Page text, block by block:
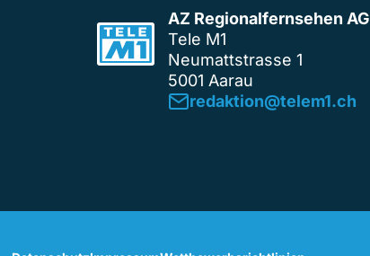
AZ Regionalfernsehen AG
Tele M1
Neumattstrasse 1
5001 Aarau
redaktion@telem1.ch